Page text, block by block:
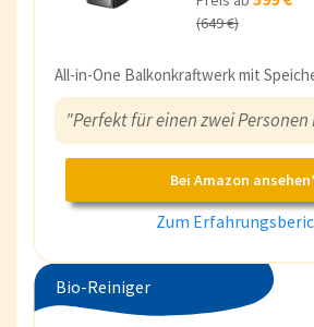
(649 €)
All-in-One Balkonkraftwerk mit
"Perfekt für einen zwei
Bei Amazon
Zum
Bio-Reiniger